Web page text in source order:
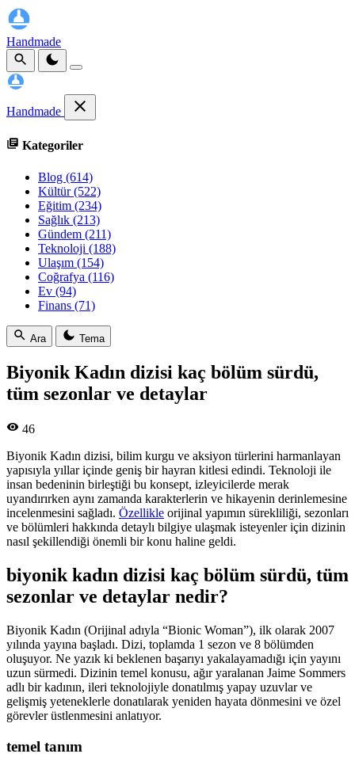
Handmade
Handmade
Kategoriler
Blog (614)
Kültür(522)
Eğitim (234)
Sağlık (213)
Gündem (211)
Teknoloji (188)
Ulaşım (154)
Coğrafya (116)
Ev (94)
Finans (71)
Ara Tema
Biyonik Kadın dizisi kaç bölüm sürdü,
tüm sezonlar ve detaylar
46
Biyonik Kadın dizisi, bilim kurgu ve aksiyon türlerini harmanlayan
yapısıyla yıllar içinde geniş bir hayran kitlesi edindi. Teknoloji ile
insan bedeninin birleştiği bu konsept, izleyicilerde merak
uyandırırken aynı zamanda karakterlerin ve hikayenin derinlemesine
incelenmesini sağladı. Özellikle orijinal yapımın sürekliliği, sezonları
ve bölümleri hakkında detaylı bilgiye ulaşmak isteyenler için dizinin
nasıl şekillendiği önemli bir konu haline geldi.
biyonik kadın dizisi kaç bölüm sürdü, tüm
sezonlar ve detaylar nedir?
Biyonik Kadın (Orijinal adıyla “Bionic Woman”), ilk olarak 2007
yılında yayına başladı. Dizi, toplamda 1 sezon ve 8 bölümden
oluşuyor. Ne yazık ki beklenen başarıyı yakalayamadığı için yayını
uzun sürmedi. Dizinin temel konusu, ağır yaralanan Jaime Sommers
adlı bir kadının, ileri teknolojiyle donatılmış yapay uzuvlar ve
gelişmiş yeteneklerle donatılarak yeniden hayata dönmesini ve özel
görevler üstlenmesini anlatıyor.
temel tanım